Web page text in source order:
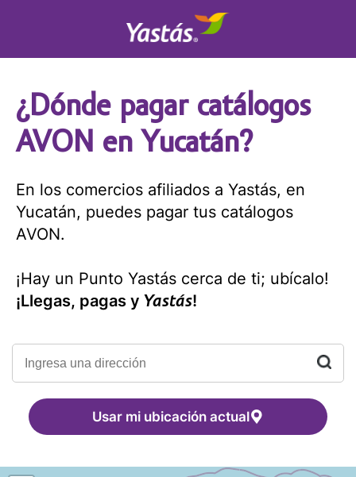
¿Dónde pagar catálogos
AVON en Yucatán?
En los comercios afiliados a Yastás, en
Yucatán, puedes pagar tus catálogos
AVON.
¡Hay un Punto Yastás cerca de ti; ubícalo!
¡Llegas, pagas y Yastás!
Usar mi ubicación actual